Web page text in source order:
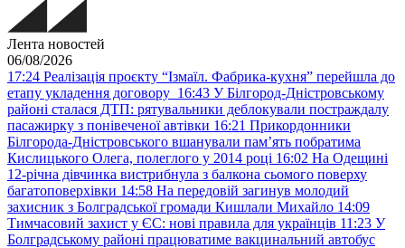
Лента новостей
06/08/2026
17:24 Реалізація проєкту “Ізмаїл. Фабрика-кухня” перейшла до
етапу укладення договору 16:43 У Білгород-Дністровському
районі сталася ДТП: рятувальники деблокували постраждалу
пасажирку з понівеченої автівки 16:21 Прикордонники
Білгорода-Дністровського вшанували пам’ять побратима
Кислицького Олега, полеглого у 2014 році 16:02 На Одещині
12-річна дівчинка вистрибнула з балкона сьомого поверху
багатоповерхівки 14:58 На передовій загинув молодий
захисник з Болградської громади Кишлали Михайло 14:09
Тимчасовий захист у ЄС: нові правила для українців 11:23 У
Болградському районі працюватиме вакцинальний автобус